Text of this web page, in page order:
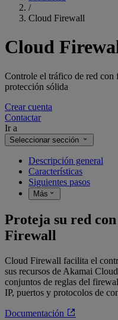
/
Cloud Firewall
Cloud
Controle el tráfico de red con
protección sólida
Crear cuenta
Contactar
Ir a
Seleccionar sección
Descripción general
Características
Siguientes pasos
Más
Proteja su red
Firewall
Cloud Firewall facilita el
sus recursos de Akamai
conjuntos de reglas del
IP, puertos y protocolos de
Documentación